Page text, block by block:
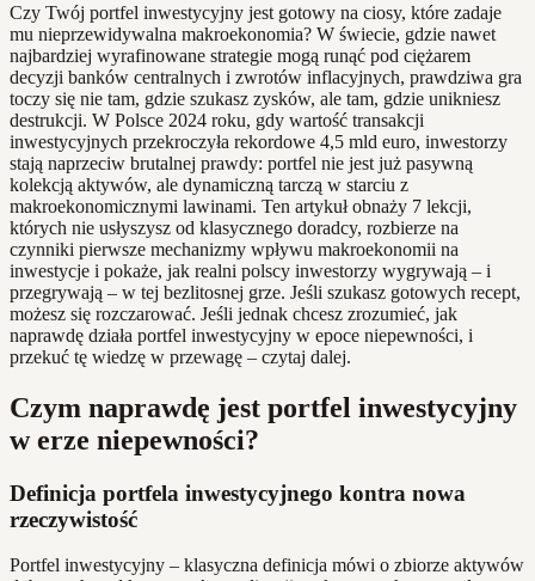
Czy Twój portfel inwestycyjny jest gotowy na ciosy, które zadaje
mu nieprzewidywalna makroekonomia? W świecie, gdzie nawet
najbardziej wyrafinowane strategie mogą runąć pod ciężarem
decyzji banków centralnych i zwrotów inflacyjnych, prawdziwa gra
toczy się nie tam, gdzie szukasz zysków, ale tam, gdzie unikniesz
destrukcji. W Polsce 2024 roku, gdy wartość transakcji
inwestycyjnych przekroczyła rekordowe 4,5 mld euro, inwestorzy
stają naprzeciw brutalnej prawdy: portfel nie jest już pasywną
kolekcją aktywów, ale dynamiczną tarczą w starciu z
makroekonomicznymi lawinami. Ten artykuł obnaży 7 lekcji,
których nie usłyszysz od klasycznego doradcy, rozbierze na
czynniki pierwsze mechanizmy wpływu makroekonomii na
inwestycje i pokaże, jak realni polscy inwestorzy wygrywają – i
przegrywają – w tej bezlitosnej grze. Jeśli szukasz gotowych recept,
możesz się rozczarować. Jeśli jednak chcesz zrozumieć, jak
naprawdę działa portfel inwestycyjny w epoce niepewności, i
przekuć tę wiedzę w przewagę – czytaj dalej.
Czym naprawdę jest portfel inwestycyjny
w erze niepewności?
Definicja portfela inwestycyjnego kontra nowa
rzeczywistość
Portfel inwestycyjny – klasyczna definicja mówi o zbiorze aktywów